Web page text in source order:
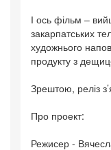
І ось фільм –
закарпатських
художнього
продукту з
Зрештою, реліз
Про проект:
Режисер -